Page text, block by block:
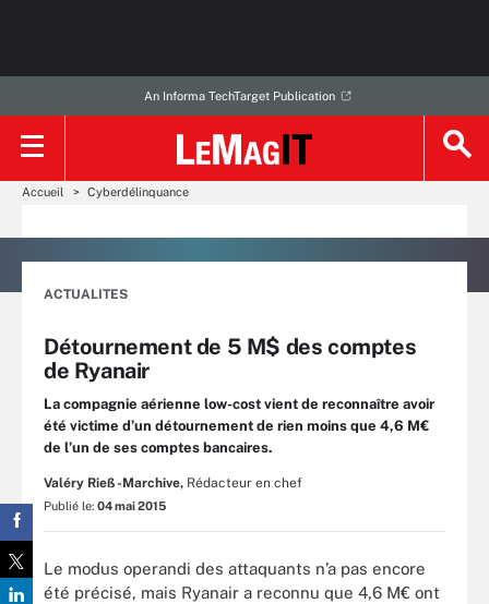
An Informa TechTarget Publication
Accueil Cyberdélinquance
ACTUALITES
Détournement de 5 M$ des comptes
de Ryanair
La compagnie aérienne low-cost vient de reconnaître avoir
été victime d’un détournement de rien moins que 4,6 M€
de l’un de ses comptes bancaires.
Valéry Rieß-Marchive, Rédacteur en chef
Publié le: 04 mai 2015
Le modus operandi des attaquants n’a pas encore
été précisé, mais Ryanair a reconnu que 4,6 M€ ont